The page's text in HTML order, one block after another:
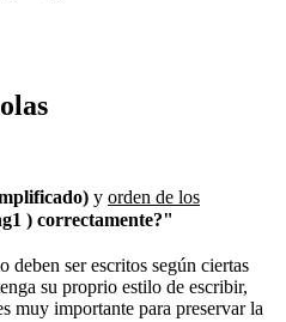
y orden de los
) correctamente?"
deben ser escritos según ciertas
su proprio estilo de escribir,
muy importante para preservar la